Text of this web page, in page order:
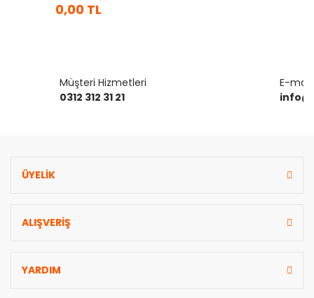
0,00 TL
Müşteri Hizmetleri
0312 312 31 21
E-mail
ÜYELİK
ALIŞVERİŞ
YARDIM